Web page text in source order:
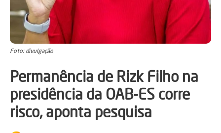
Foto: divulgação
Permanência de Rizk Filho na
presidência da OAB-ES corre
risco, aponta pesquisa